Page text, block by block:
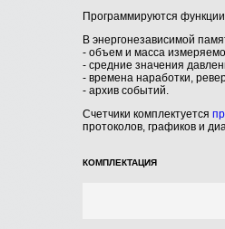
Программируются
В энергонезависимой
- объем и масса
- средние значения
- времена наработки,
- архив событий.
Счетчики комплектуется
протоколов, графиков и
КОМПЛЕКТАЦИЯ